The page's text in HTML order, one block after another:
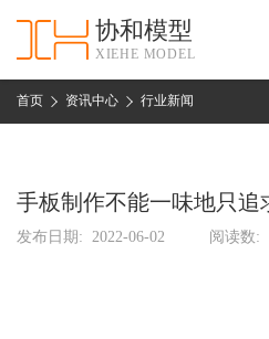
协和模型
XIEHE MODEL
首页 资讯中心 行业新闻
手板制作不能一味地只追
发布日期: 2022-06-02 阅读数:
协
和
资